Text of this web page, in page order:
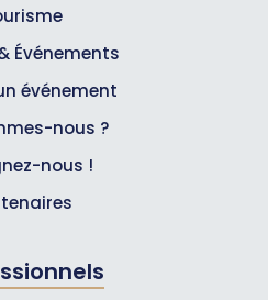
Événements
événement
nous ?
nous !